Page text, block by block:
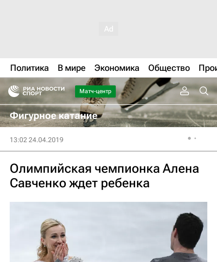
Политика В мире Экономика Общество
Матч-центр
Фигурное катание
13:02 24.04.2019
Олимпийская чемпионка Алена
Савченко ждет ребенка